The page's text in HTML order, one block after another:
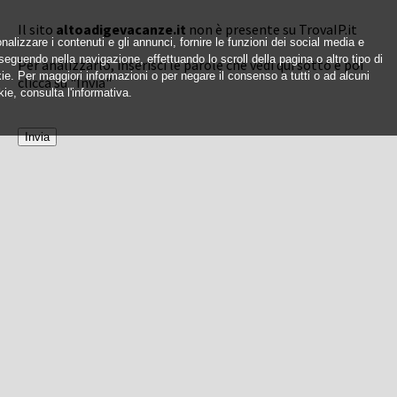
Il sito altoadigevacanze.it non è presente su TrovaIP.it
Per analizzarlo, inserisci le parole che vedi qui sotto e poi
clicca su "Invia"
i contenuti e gli annunci, fornire le funzioni dei social media e
nella navigazione, effettuando lo scroll della pagina o altro tipo di
Per maggiori informazioni o per negare il consenso a tutti o ad alcuni
consulta l'informativa.